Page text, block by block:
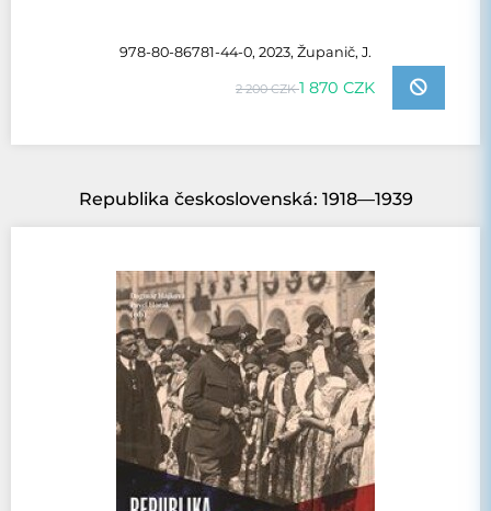
978-80-86781-44-0, 2023, Županič, J.
2 200 CZK1 870 CZK
Republika československá: 1918—1939